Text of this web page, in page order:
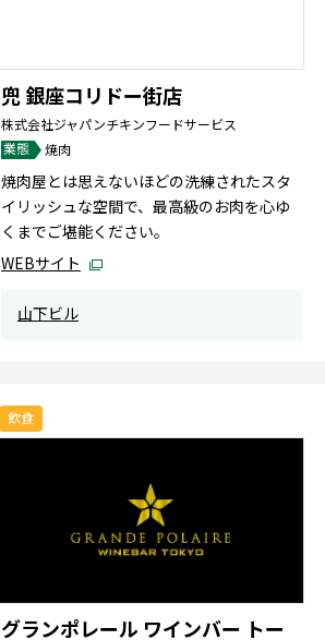
兜 銀座コリドー街店
株式会社ジャパンチキンフードサービス
業態
焼肉
焼肉屋とは思えないほどの洗練されたスタ
イリッシュな空間で、最高級のお肉を心ゆ
くまでご堪能ください。
WEBサイト
山下ビル
飲食
グランポレール ワインバー トー